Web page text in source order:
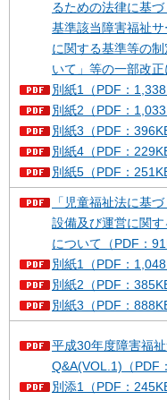
るための法律に基
基準該当障害福祉
に関する基準等の
いて」等の一部改正
別紙1（PDF：
別紙2（PDF：
別紙3（PDF：
別紙4（PDF：
別紙5（PDF：
「児童福祉法に基
設備及び運営に関
について（PDF：
別紙1（PDF：
別紙2（PDF：
別紙3（PDF：
平成30年度障害福
Q&A(VOL.1)（PDF
別添1（PDF：